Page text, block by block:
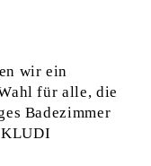
wir ein
für alle, die
Badezimmer